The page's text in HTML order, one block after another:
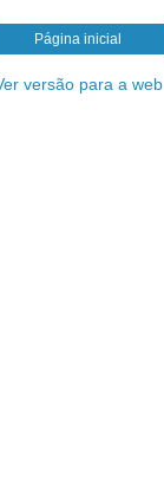
Página inicial
versão para a web